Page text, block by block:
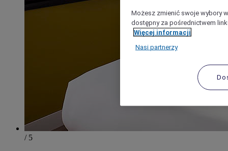
/ 5
Możesz zmienić swoje wybory
dostępny za pośrednictwem
Więcej informacji
Nasi partnerzy